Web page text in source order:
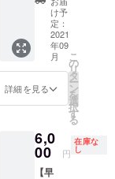
要な調
理器具
のご準
備をお
願いい
たしま
す。必
要な材
料及び
具は予
めメー
ルにて
お知ら
ニョ：
ピクル
ス ・
ひもと
うがら
し：唐
噌 ・
島とう
し：島
とうが
らしの
焼酎漬
認させ
ていた
だきま
す。 ・
10株分
の収穫
べてお
届けし
（2022
年栽培
分）
収穫量
分は傷
みの原
因にな
るた
め、拭
凍保
存：1つ
にくる
む。 乾
燥保
可。 八
房とう
がら
し：酢
漬けや
ど。青
とうが
お米と
一緒に
炊くと
さい。
調理方
法） ビ
キー
ニョ：
【生食
限定】
など ハ
ラペー
ニョ：
し、八
房、ひ
もとう
がらし
などを
想定。
・合計
1kgを想
量/時期
は、生
によっ
ト（辛
さレベ
ル：🌶
🌶）】
・十色
の畑で
採れた
とうが
生で食
べられ
るとう
がらし
け予
定：
2021
年09
月
詳細を見る
こ
の
リ
タ
ー
ン
を
選
択
す
る
6,0
00 円
在庫な
し
【早